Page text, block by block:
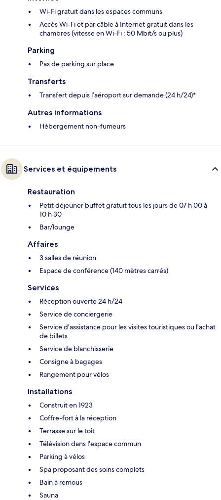
Wi-Fi gratuit dans les espaces communs
Accès Wi-Fi et par câble à Internet gratuit dans les
chambres (vitesse en Wi-Fi : 50 Mbit/s ou plus)
Parking
Pas de parking sur place
Transferts
Transfert depuis l’aéroport sur demande (24 h/24)*
Autres informations
Hébergement non-fumeurs
Services et équipements
Restauration
Petit déjeuner buffet gratuit tous les jours de 07 h 00 à
10 h 30
Bar/lounge
Affaires
3 salles de réunion
Espace de conférence (140 mètres carrés)
Services
Réception ouverte 24 h/24
Service de conciergerie
Service d'assistance pour les visites touristiques ou l'achat
de billets
Service de blanchisserie
Consigne à bagages
Rangement pour vélos
Installations
Construit en 1923
Coffre-fort à la réception
Terrasse sur le toit
Télévision dans l'espace commun
Parking à vélos
Spa proposant des soins complets
Bain à remous
Sauna